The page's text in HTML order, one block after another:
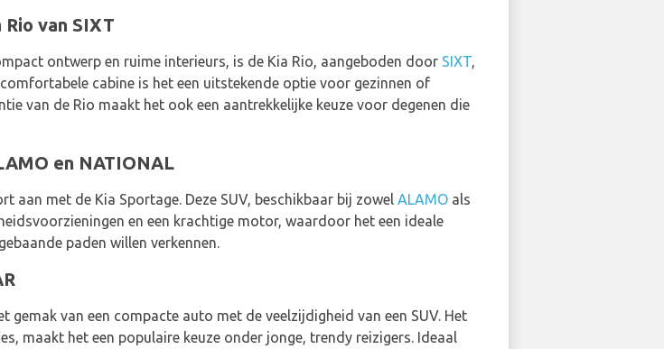
van SIXT
ontwerp en ruime interieurs, is de Kia Rio, aangeboden door SIXT,
cabine is het een uitstekende optie voor gezinnen of
van de Rio maakt het ook een aantrekkelijke keuze voor degenen die
en NATIONAL
aan met de Kia Sportage. Deze SUV, beschikbaar bij zowel ALAMO als
en een krachtige motor, waardoor het een ideale
paden willen verkennen.
gemak van een compacte auto met de veelzijdigheid van een SUV. Het
maakt het een populaire keuze onder jonge, trendy reizigers. Ideaal